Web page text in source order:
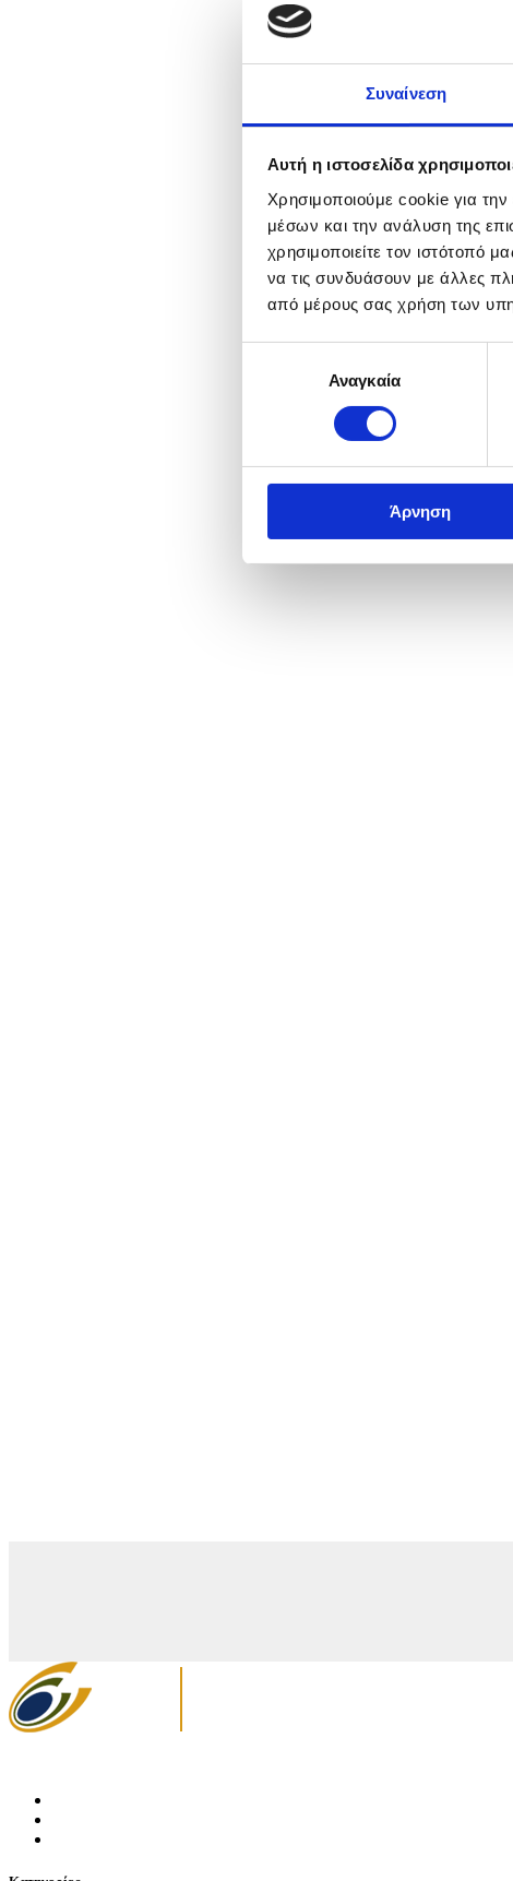
Συναίνεση
Αυτή η ιστοσελίδα
Χρησιμοποιούμε cookie για
μέσων και την ανάλυση της
χρησιμοποιείτε τον ιστότοπό
να τις συνδυάσουν με άλλες
από μέρους σας χρήση των
συγκατάθεσηςΑναγκαία
Άρνηση